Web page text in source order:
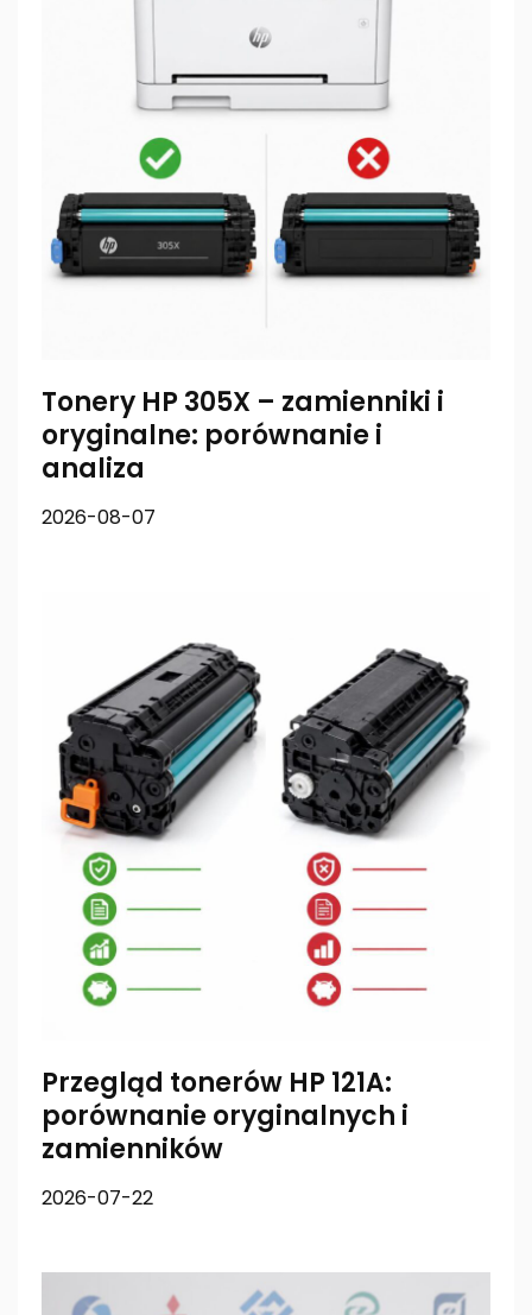
Tonery HP 305X – zamienniki i
oryginalne: porównanie i
analiza
2026-08-07
Przegląd tonerów HP 121A:
porównanie oryginalnych i
zamienników
2026-07-22